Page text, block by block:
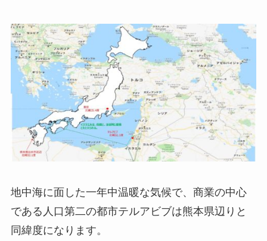
地中海に面した一年中温暖な気候で、商業の中心
である人口第二の都市テルアビブは熊本県辺りと
同緯度になります。